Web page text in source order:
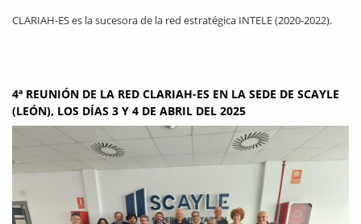
CLARIAH-ES es la sucesora de la red estratégica INTELE (2020-2022).
4ª REUNIÓN DE LA RED CLARIAH-ES EN LA SEDE DE SCAYLE
(LEÓN), LOS DÍAS 3 Y 4 DE ABRIL DEL 2025